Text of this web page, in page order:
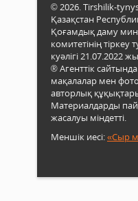
© 2026. Tirshilik-
Қазақстан
Қоғамдық даму
комитетінің
куәлігі 21.07.2022
® Агенттік
мақалалар мен
авторлық
Материалдарды
жасалуы міндетті.
Меншік иесі:«Сыр